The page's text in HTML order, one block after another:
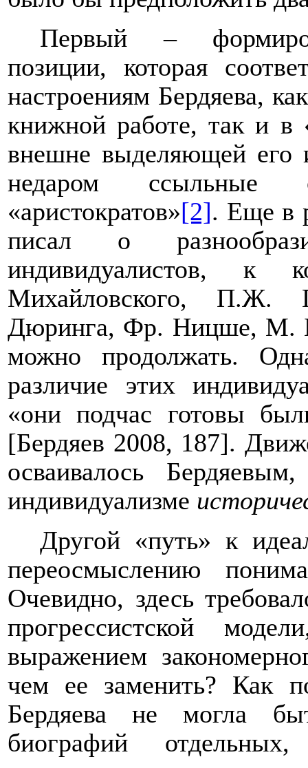
Первый –
позиции, которая
настроениям Бердяева,
книжной работе, так и в
внешне выделяющей его
недаром
«аристократов»[2]. Еще в
писал о
индивидуалистов,
Михайловского,
Дюринга, Фр. Ницше, М.
можно продолжать.
различие этих
«они подчас готовы
[Бердяев 2008, 187].
осваивалось
индивидуализме
Другой «путь» к
переосмыслению
Очевидно, здесь
прогрессистской
выражением
чем ее заменить? Как
Бердяева не могла
биографий